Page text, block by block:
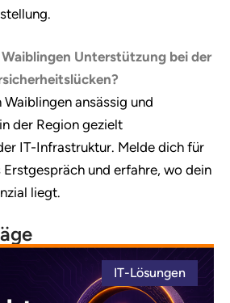
Unterstützung bei der
ansässig und
der Region gezielt
IT-Infrastruktur. Melde dich für
und erfahre, wo dein
liegt.
IT-Lösungen